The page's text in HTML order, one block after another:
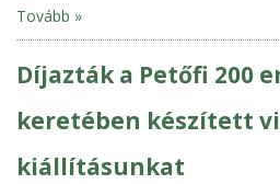
Tovább »
Díjazták a Petőfi 200
keretében készített
kiállításunkat